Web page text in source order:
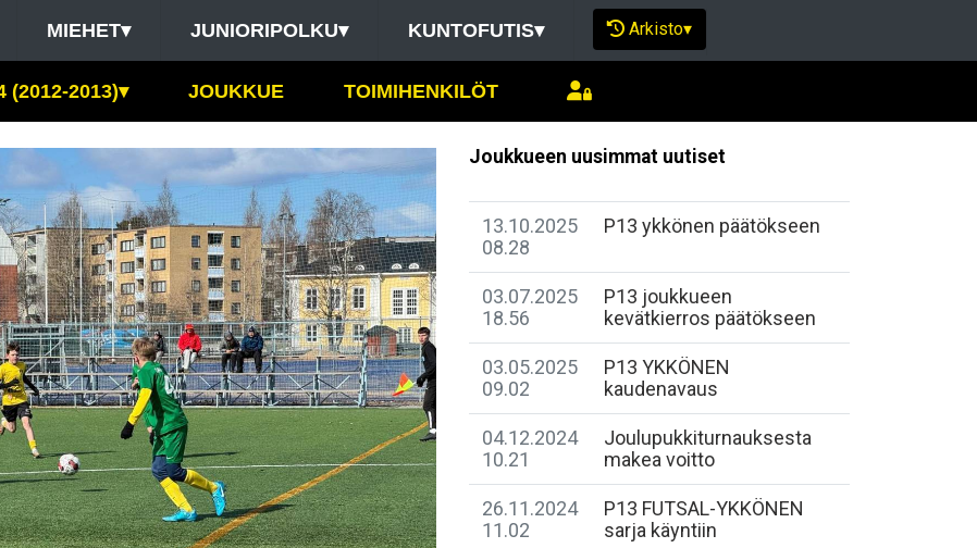
MIEHET▾ JUNIORIPOLKU▾ KUNTOFUTIS▾ Arkisto▾
(2012-2013)▾ JOUKKUE TOIMIHENKILÖT
Joukkueen uusimmat uutiset
13.10.2025
08.28
P13 ykkönen päätökseen
03.07.2025
18.56
P13 joukkueen
kevätkierros päätökseen
03.05.2025
09.02
P13 YKKÖNEN
kaudenavaus
04.12.2024
10.21
Joulupukkiturnauksesta
makea voitto
26.11.2024
11.02
P13 FUTSAL-YKKÖNEN
sarja käyntiin